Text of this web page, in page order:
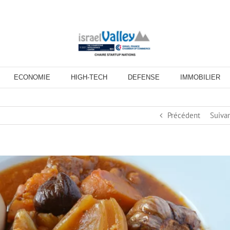
ECONOMIE HIGH-TECH DEFENSE IMMOBILIER
Précédent